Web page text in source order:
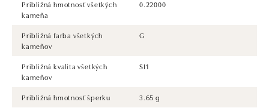
Približná hmotnosť všetkých
kameňa
0.22000
Približná farba všetkých
kameňov
G
Približná kvalita všetkých
kameňov
SI1
Približná hmotnosť šperku
3.65 g